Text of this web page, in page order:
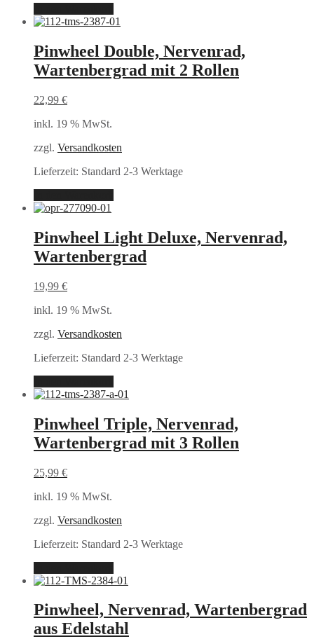
Pinwheel Double, Nervenrad,
Wartenbergrad mit 2 Rollen
22,99 €
inkl. 19 % MwSt.
zzgl. Versandkosten
Lieferzeit: Standard 2-3 Werktage
Pinwheel Light Deluxe, Nervenrad,
Wartenbergrad
19,99 €
inkl. 19 % MwSt.
zzgl. Versandkosten
Lieferzeit: Standard 2-3 Werktage
Pinwheel Triple, Nervenrad,
Wartenbergrad mit 3 Rollen
25,99 €
inkl. 19 % MwSt.
zzgl. Versandkosten
Lieferzeit: Standard 2-3 Werktage
Pinwheel, Nervenrad, Wartenbergrad
aus Edelstahl